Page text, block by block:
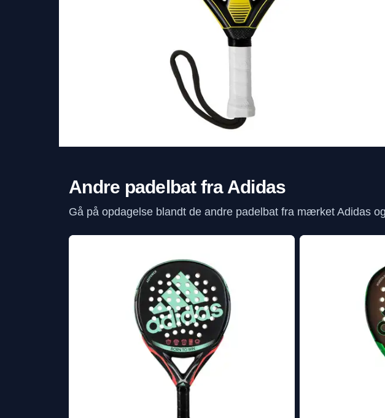
Andre padelbat fra Adidas
Gå på opdagelse blandt de andre padelbat fra mærket Adidas